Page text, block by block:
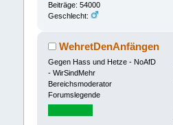
Beiträge: 54000
Geschlecht:
WehretDenAnfängen
Gegen Hass und Hetze - NoAfD
- WirSindMehr
Bereichsmoderator
Forumslegende